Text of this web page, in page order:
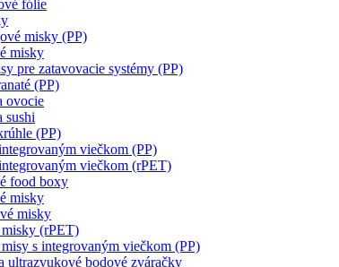
fólie
misky (PP)
misky
pre zatavovacie systémy (PP)
(PP)
ovocie
sushi
(PP)
viečkom (PP)
viečkom (rPET)
food boxy
misky
misky
misky (rPET)
misy s integrovaným viečkom (PP)
ultrazvukové bodové zváračky